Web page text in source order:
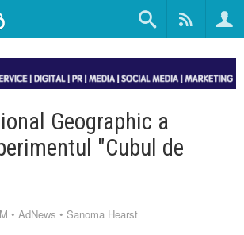
Geographic a
"Cubul de
• AdNews • Sanoma Hearst